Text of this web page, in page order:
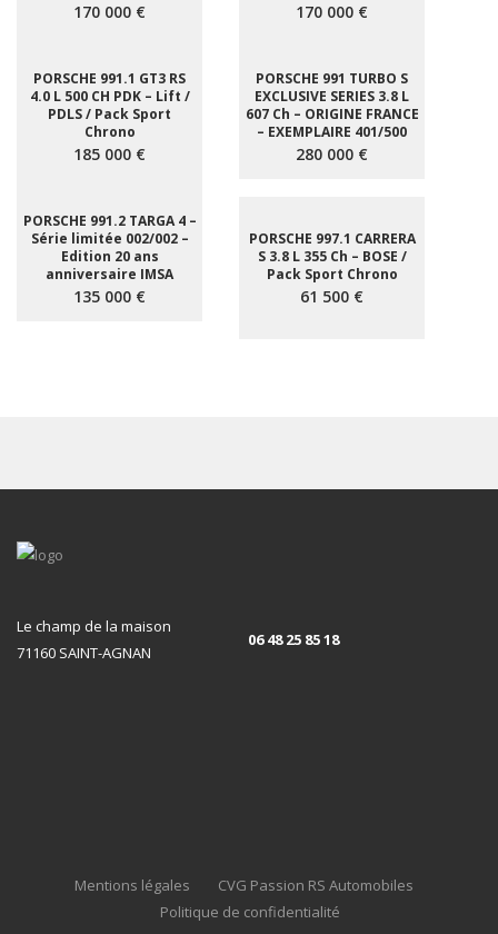
170 000 € 170 000 €
PORSCHE 991.1 GT3 RS
4.0 L 500 CH PDK – Lift /
PDLS / Pack Sport
Chrono
185 000 €
PORSCHE 991 TURBO S
EXCLUSIVE SERIES 3.8 L
607 Ch – ORIGINE FRANCE
– EXEMPLAIRE 401/500
280 000 €
PORSCHE 991.2 TARGA 4 –
Série limitée 002/002 –
Edition 20 ans
anniversaire IMSA
135 000 €
PORSCHE 997.1 CARRERA
S 3.8 L 355 Ch – BOSE /
Pack Sport Chrono
61 500 €
Le champ de la maison
71160 SAINT-AGNAN
06 48 25 85 18
Mentions légales
CVG Passion RS Automobiles
Politique de confidentialité